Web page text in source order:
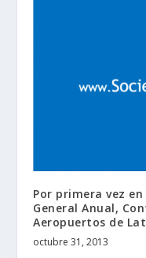
Por primera vez
General Anual,
Aeropuertos de
octubre 31, 2013